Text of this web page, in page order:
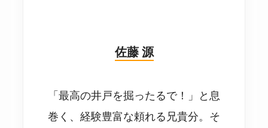
佐藤 源
「最高の井戸を掘ったるで！」と息
巻く、経験豊富な頼れる兄貴分。そ